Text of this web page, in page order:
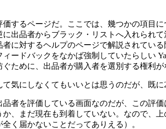
するページだ。ここでは、幾つかの項目
出品者からブラック・リストへ入れられ
に対するヘルプのページで解説されてい
ードバックをなかば強制していたらしい
ために、出品者が購入者を選別する権利
気にしなくてもいいとは思うのだが、既
者を評価している画面なのだが、この評
、まだ現在も到着していない。なので、
く届かないことだってありえる）。